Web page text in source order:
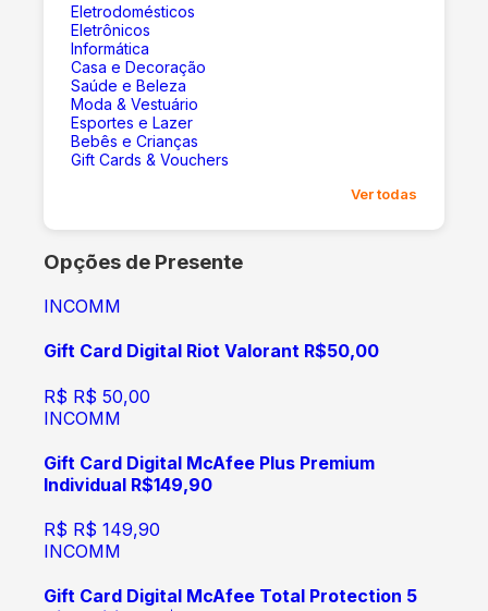
Eletrodomésticos
Eletrônicos
Informática
Casa e Decoração
Saúde e Beleza
Moda & Vestuário
Esportes e Lazer
Bebês e Crianças
Gift Cards & Vouchers
Ver todas
Opções de Presente
INCOMM
Gift Card Digital Riot Valorant R$50,00
R$ R$ 50,00
INCOMM
Gift Card Digital McAfee Plus Premium
Individual R$149,90
R$ R$ 149,90
INCOMM
Gift Card Digital McAfee Total Protection 5